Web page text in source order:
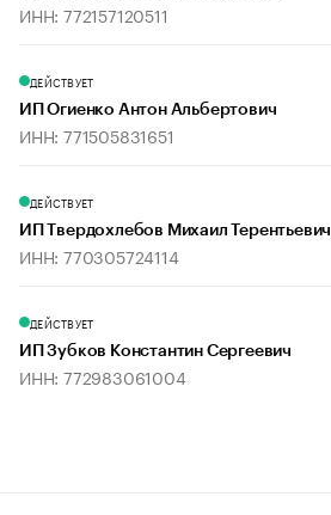
ИНН: 772157120511
ДЕЙСТВУЕТ
ИП Огиенко Антон Альбертович
ИНН: 771505831651
ДЕЙСТВУЕТ
ИП Твердохлебов Михаил Терентьевич
ИНН: 770305724114
ДЕЙСТВУЕТ
ИП Зубков Константин Сергеевич
ИНН: 772983061004